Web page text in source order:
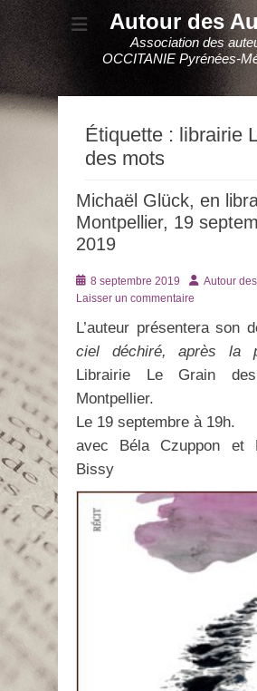
Autour des
Association des
OCCITANIE Pyrénées-
Étiquette : librairie
des mots
Michaël Glück, en
Montpellier, 19
2019
Posté
le
8 septembre 2019 AuteurAutour
Laisser un commentaire
L’auteur présentera son
ciel déchiré, après la
Librairie Le Grain
Montpellier.
Le 19 septembre à 19h.
avec Béla Czuppon et
Bissy